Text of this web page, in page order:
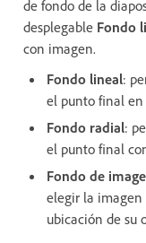
de fondo de la
desplegable Fondo
con imagen.
Fondo lineal:
el punto final
Fondo radial:
el punto final
Fondo de
elegir la imagen
ubicación de su